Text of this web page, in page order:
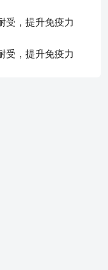
受，提升免疫力
受，提升免疫力